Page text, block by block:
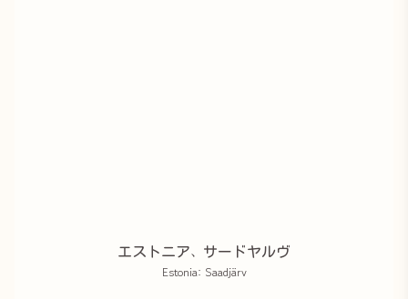
エストニア、サードヤルヴ
Estonia: Saadjärv